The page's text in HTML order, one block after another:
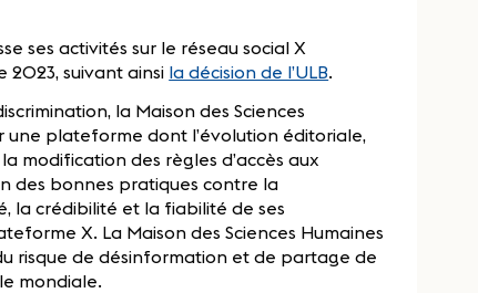
ses activités sur le réseau social X
2023, suivant ainsi la décision de l’ULB.
la Maison des Sciences
plateforme dont l’évolution éditoriale,
modification des règles d’accès aux
des bonnes pratiques contre la
la crédibilité et la fiabilité de ses
X. La Maison des Sciences Humaines
risque de désinformation et de partage de
mondiale.